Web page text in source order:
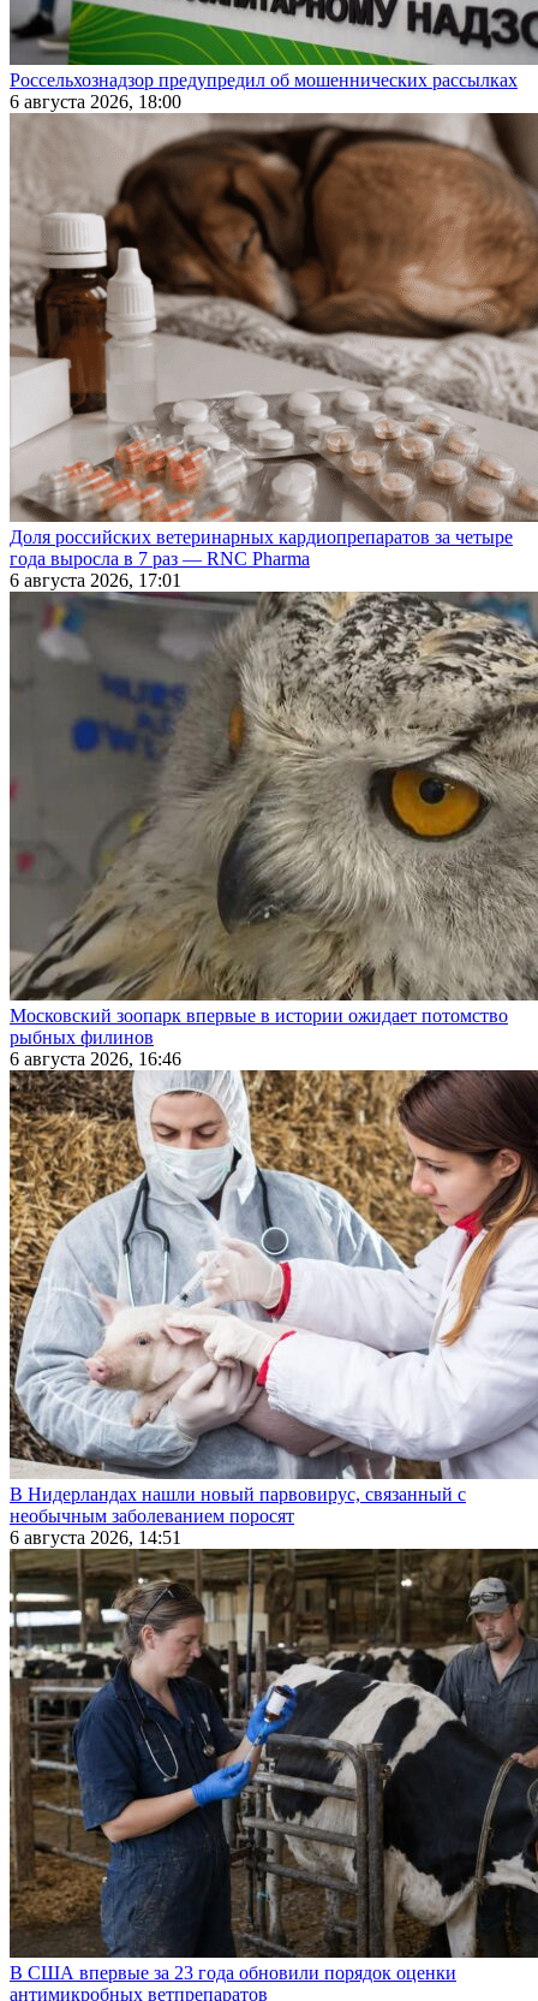
Россельхознадзор предупредил об мошеннических рассылках
6 августа 2026, 18:00
Доля российских ветеринарных кардиопрепаратов за четыре
года выросла в 7 раз — RNC Pharma
6 августа 2026, 17:01
Московский зоопарк впервые в истории ожидает потомство
рыбных филинов
6 августа 2026, 16:46
В Нидерландах нашли новый парвовирус, связанный с
необычным заболеванием поросят
6 августа 2026, 14:51
В США впервые за 23 года обновили порядок оценки
антимикробных ветпрепаратов